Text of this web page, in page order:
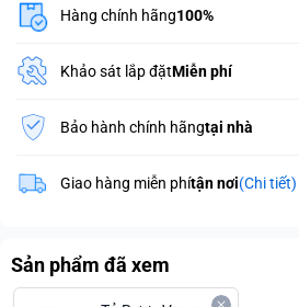
Hàng chính hãng100%
Khảo sát lắp đặtMiễn phí
Bảo hành chính hãngtại nhà
Giao hàng miễn phítận nơi(Chi tiết)
Sản phẩm đã xem